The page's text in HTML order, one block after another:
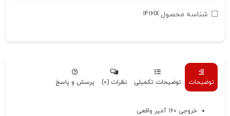
شناسه محصول:1416IX
توضیحات توضیحات تکمیلی نظرات (0) پرسش و پاسخ
خروجی 160 آمپر واقعی